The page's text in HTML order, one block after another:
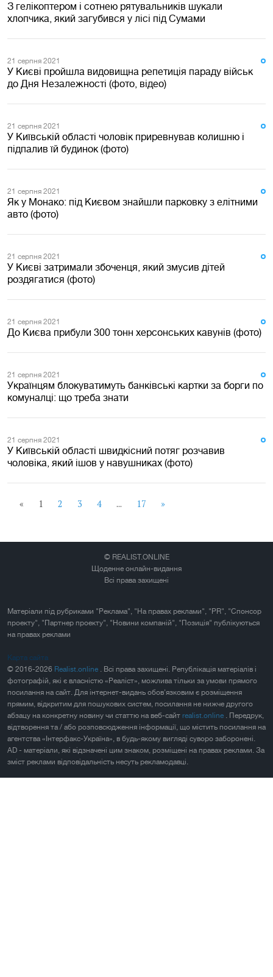
З гелікоптером і сотнею рятувальників шукали
хлопчика, який загубився у лісі під Сумами
21 серпня 2021
У Києві пройшла видовищна репетиція параду військ
до Дня Незалежності (фото, відео)
21 серпня 2021
У Київській області чоловік приревнував колишню і
підпалив їй будинок (фото)
21 серпня 2021
Як у Монако: під Києвом знайшли парковку з елітними
авто (фото)
21 серпня 2021
У Києві затримали збоченця, який змусив дітей
роздягатися (фото)
21 серпня 2021
До Києва прибули 300 тонн херсонських кавунів (фото)
21 серпня 2021
Українцям блокуватимуть банківські картки за борги по
комуналці: що треба знати
21 серпня 2021
У Київській області швидкісний потяг розчавив
чоловіка, який ішов у навушниках (фото)
« 1 2 3 4 ... 17 »
© REALIST.ONLINE
Щоденне онлайн-видання
Всі права захищені
Матеріали під рубриками "Реклама", "На правах реклами", "PR", "Спонсор
проекту", "Партнер проекту", "Новини компаній", "Позиція" публікуються
на правах реклами
Карта сайта
© 2016-2026 Realist.online . Всі права захищені. Републікація матеріалів і
фотографій, які є власністю «Реаліст», можлива тільки за умови прямого
посилання на сайт. Для інтернет-видань обов'язковим є розміщення
прямим, відкритим для пошукових систем, посилання не нижче другого
абзацу на конкретну новину чи статтю на веб-сайт realist.online . Передрук,
відтворення та / або розповсюдження інформації, що містить посилання на
агентства «Інтерфакс-Україна», в будь-якому вигляді суворо заборонені.
AD - матеріали, які відзначені цим знаком, розміщені на правах реклами. За
зміст реклами відповідальність несуть рекламодавці.